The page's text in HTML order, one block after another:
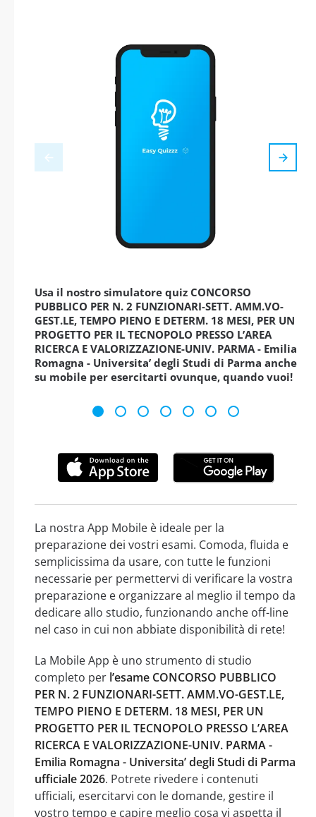
Usa il nostro simulatore quiz CONCORSO
PUBBLICO PER N. 2 FUNZIONARI-SETT. AMM.VO-
GEST.LE, TEMPO PIENO E DETERM. 18 MESI, PER UN
PROGETTO PER IL TECNOPOLO PRESSO L’AREA
RICERCA E VALORIZZAZIONE-UNIV. PARMA - Emilia
Romagna - Universita’ degli Studi di Parma anche
su mobile per esercitarti ovunque, quando vuoi!
La nostra App Mobile è ideale per la
preparazione dei vostri esami. Comoda, fluida e
semplicissima da usare, con tutte le funzioni
necessarie per permettervi di verificare la vostra
preparazione e organizzare al meglio il tempo da
dedicare allo studio, funzionando anche off-line
nel caso in cui non abbiate disponibilità di rete!
La Mobile App è uno strumento di studio
completo per l’esame CONCORSO PUBBLICO
PER N. 2 FUNZIONARI-SETT. AMM.VO-GEST.LE,
TEMPO PIENO E DETERM. 18 MESI, PER UN
PROGETTO PER IL TECNOPOLO PRESSO L’AREA
RICERCA E VALORIZZAZIONE-UNIV. PARMA -
Emilia Romagna - Universita’ degli Studi di Parma
ufficiale 2026. Potrete rivedere i contenuti
ufficiali, esercitarvi con le domande, gestire il
vostro tempo e capire meglio cosa vi aspetta il